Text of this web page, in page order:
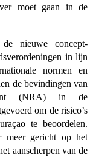
moet gaan in de
nieuwe concept-
in lijn
normen en
de bevindingen van
(NRA) in de
om de risico’s
te beoordelen.
gericht op het
aanscherpen van de